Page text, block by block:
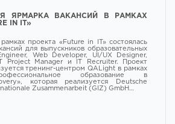
ЯРМАРКА ВАКАНСИЙ В РАМКАХ
IN IT»
проекта «Future in IT» состоялась
для выпускников образовательных
Web Developer, UI/UX Designer,
Project Manager и IT Recruiter. Проект
тренинг-центром QALight в рамках
образование в
которая реализуется Deutsche
Zusammenarbeit (GIZ) GmbH…